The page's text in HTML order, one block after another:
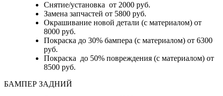
Снятие/установка от 2000 руб.
Замена запчастей от 5800 руб.
Окрашивание новой детали (с материалом) от
8000 руб.
Покраска до 30% бампера (с материалом) от 6300
руб.
Покраска до 50% повреждения (с материалом) от
8500 руб.
БАМПЕР ЗАДНИЙ